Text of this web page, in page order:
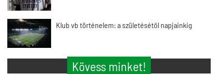
Klub vb történelem: a születésétől napjainkig
Kövess minket!